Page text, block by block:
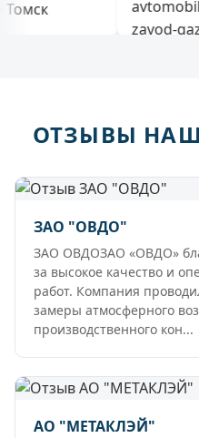
ОТЗЫВЫ
ЗАО "ОВДО"
ЗАО ОВДОЗАО «ОВДО»
за высокое качество и
работ. Компания
замеры атмосферного
производственного кон...
АО "МЕТАКЛЭЙ"